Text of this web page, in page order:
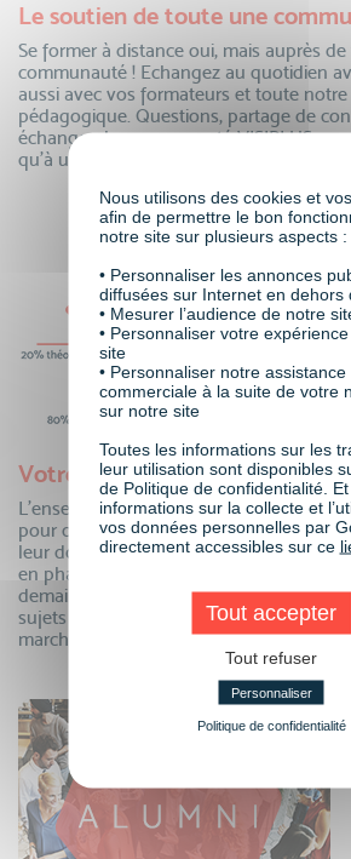
Le soutien de toute une
Se former à distance oui, mais auprès
communauté ! Echangez au quotidien
aussi avec vos formateurs et toute
pédagogique. Questions, partage de
échanger…la communauté VISIPLUS
qu’à un clic pour partager !
Votre employabilité renforcée
L’ensemble de nos formations sont
pour des professionnels, par des
leur domaine. Notre objectif, vous
en phase avec le monde du travail
demain, afin de vous faire monter en
sujets porteurs qui feront de vous un
marché de l’emploi.
Nous utilisons des cookies et
afin de permettre le bon
notre site sur plusieurs aspects :
• Personnaliser les annonces
diffusées sur Internet en dehors
• Mesurer l’audience de notre
• Personnaliser votre
site
• Personnaliser notre assistance
commerciale à la suite de votre
sur notre site
Toutes les informations sur les
leur utilisation sont disponibles
de Politique de confidentialité.
informations sur la collecte et
vos données personnelles par
directement accessibles sur ce
Tout accepter
Tout refuser
Personnaliser
Politique de confidentialité